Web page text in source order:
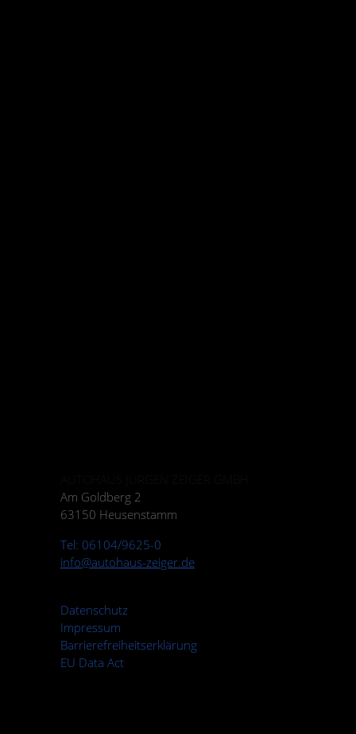
Am Goldberg 2
63150 Heusenstamm
Tel: 06104/9625-0
info@autohaus-zeiger.de
Datenschutz
Impressum
Barrierefreiheitserklärung
EU Data Act